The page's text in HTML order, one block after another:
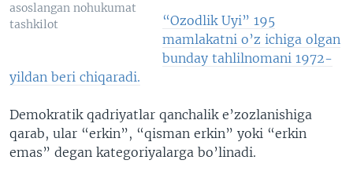
asoslangan nohukumat
tashkilot
“Ozodlik Uyi” 195
mamlakatni o’z ichiga olgan
bunday tahlilnomani 1972-
yildan beri chiqaradi.
Demokratik qadriyatlar qanchalik e’zozlanishiga
qarab, ular “erkin”, “qisman erkin” yoki “erkin
emas” degan kategoriyalarga bo’linadi.